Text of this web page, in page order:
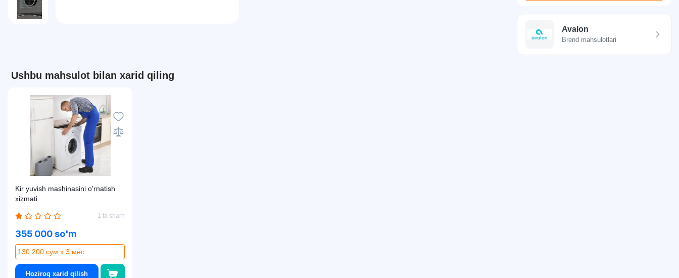
Avalon
Brend mahsulotlari
Ushbu mahsulot bilan xarid qiling
Kir yuvish mashinasini o'rnatish
xizmati
1 ta sharh
355 000 so'm
130 200 сум x 3 мес
Hoziroq xarid qilish